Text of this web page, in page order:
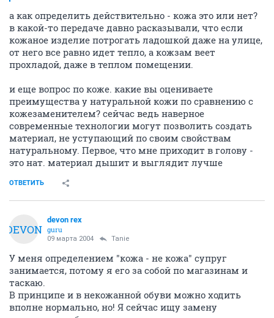
а как определить действительно - кожа это или нет?
в какой-то передаче давно расказывали, что если
кожаное изделие потрогать ладошкой даже на улице,
от него все равно идет тепло, а кожзам веет
прохладой, даже в теплом помещении.
и еще вопрос по коже. какие вы оцениваете
преимущества у натуральной кожи по сравнению с
кожезаменителем? сейчас ведь наверное
современные технологии могут позволить создать
материал, не уступающий по своим свойствам
натуральному. Первое, что мне приходит в голову -
это нат. материал дышит и выглядит лучше
ОТВЕТИТЬ
DEVON
devon rex
guru
09 марта 2004 Tanie
У меня определением "кожа - не кожа" супруг
занимается, потому я его за собой по магазинам и
таскаю.
В принципе и в некожанной обуви можно ходить
вполне нормально, но! Я сейчас ищу замену